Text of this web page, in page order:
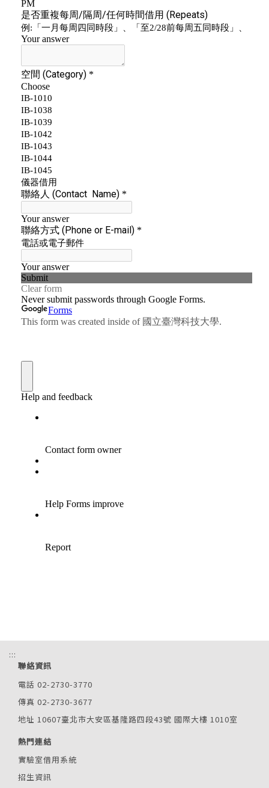
:::
聯絡資訊
電話 02-2730-3770
傳真 02-2730-3677
地址 10607臺北市大安區基隆路四段43號 國際大樓 1010室
熱門連結
實驗室借用系統
招生資訊